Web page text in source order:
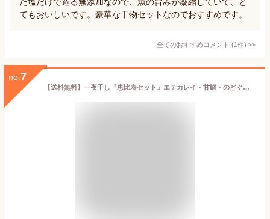
てもおいしいです。豪華な干物セットなのでおすすめです。
全てのおすすめコメント (1件) >
no. 7
【送料無料】一夜干し『恵比寿セット』エテカレイ・甘鯛・のどぐろ・れんこ鯛 詰め合わせ岡富商店